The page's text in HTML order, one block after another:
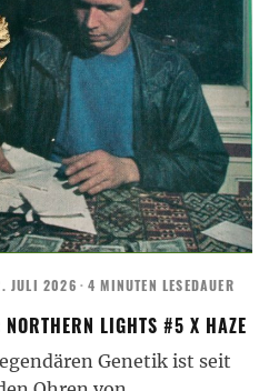
JULI 2026 · 4 MINUTEN LESEDAUER
LIGHTS #5 X HAZE
Genetik ist seit